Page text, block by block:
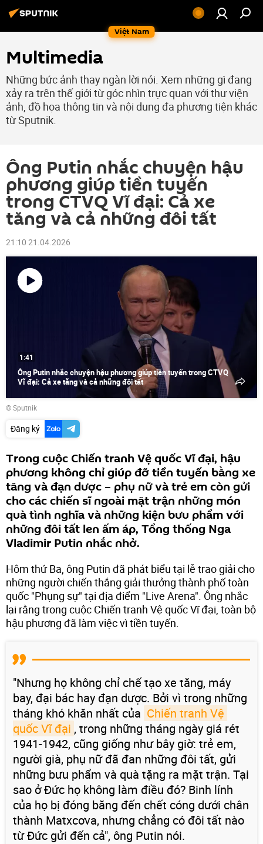
Việt Nam
Multimedia
Những bức ảnh thay ngàn lời nói. Xem những gì đang
xảy ra trên thế giới từ góc nhìn trực quan với thư viện
ảnh, đồ họa thông tin và nội dung đa phương tiện khác
từ Sputnik.
Ông Putin nhắc chuyện hậu
phương giúp tiền tuyến
trong CTVQ Vĩ đại: Cả xe
tăng và cả những đôi tất
21:10 21.04.2026
Ông Putin nhắc chuyện hậu phương giúp tiền tuyến trong CTVQ
Vĩ đại: Cả xe tăng và cả những đôi tất
1:41
© Sputnik
Đăng ký
Trong cuộc Chiến tranh Vệ quốc Vĩ đại, hậu
phương không chỉ giúp đỡ tiền tuyến bằng xe
tăng và đạn dược – phụ nữ và trẻ em còn gửi
cho các chiến sĩ ngoài mặt trận những món
quà tình nghĩa và những kiện bưu phẩm với
những đôi tất len ấm áp, Tổng thống Nga
Vladimir Putin nhắc nhở.
Hôm thứ Ba, ông Putin đã phát biểu tại lễ trao giải cho
những người chiến thắng giải thưởng thành phố toàn
quốc "Phụng sự" tại địa điểm "Live Arena". Ông nhắc
lại rằng trong cuộc Chiến tranh Vệ quốc Vĩ đại, toàn bộ
hậu phương đã làm việc vì tiền tuyến.
"Nhưng họ không chỉ chế tạo xe tăng, máy
bay, đại bác hay đạn dược. Bởi vì trong những
tháng khó khăn nhất của Chiến tranh Vệ
quốc Vĩ đại , trong những tháng ngày giá rét
1941-1942, cũng giống như bây giờ: trẻ em,
người già, phụ nữ đã đan những đôi tất, gửi
những bưu phẩm và quà tặng ra mặt trận. Tại
sao ở Đức họ không làm điều đó? Binh lính
của họ bị đóng băng đến chết cóng dưới chân
thành Matxcơva, nhưng chẳng có đôi tất nào
từ Đức gửi đến cả", ông Putin nói.